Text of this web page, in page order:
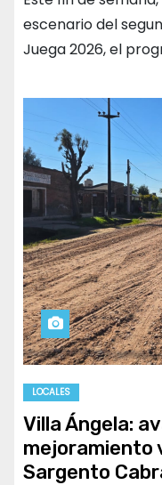
escenario del
Juega 2026, el
LOCALES
Villa Ángela:
mejoramiento
Sargento